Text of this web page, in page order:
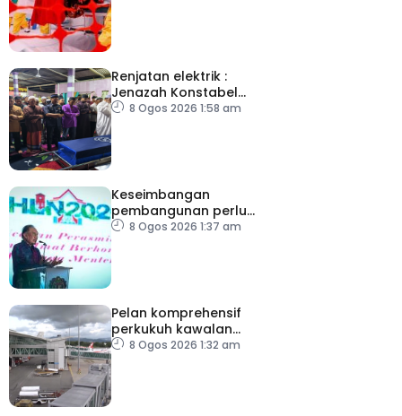
Renjatan elektrik :
Jenazah Konstabel
Muhammad Raimi
8 Ogos 2026 1:58 am
Keseimbangan
pembangunan perlu
ambil kira lokasi tumpuan
8 Ogos 2026 1:37 am
Pelan komprehensif
perkukuh kawalan
keselamatan di semua
8 Ogos 2026 1:32 am